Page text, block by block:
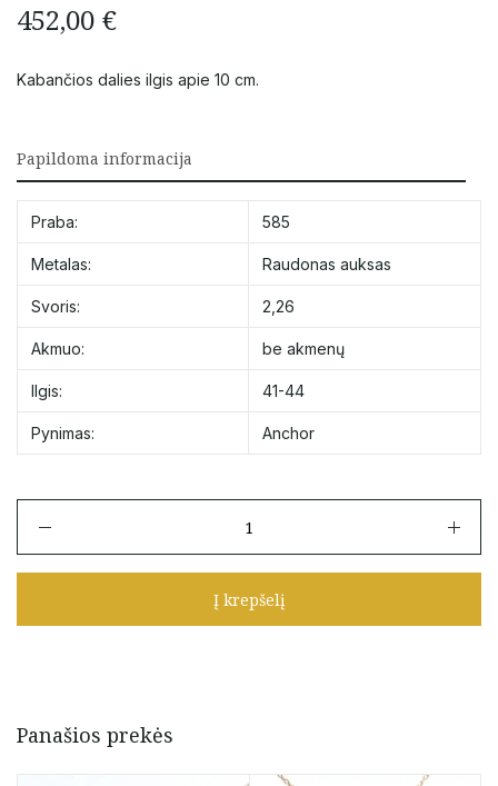
452,00 €
Kabančios dalies ilgis apie 10 cm.
Papildoma informacija
Praba: 585
Metalas: Raudonas auksas
Svoris: 2,26
Akmuo: be akmenų
Ilgis: 41-44
Pynimas: Anchor
Auksinė
papuošimais
Į krepšelį
Panašios prekės